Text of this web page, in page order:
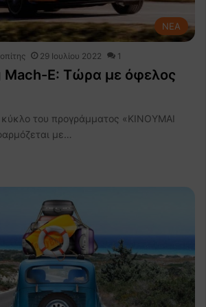
NEA
29 Ιουλίου 2022 1
Mach-E: Τώρα με όφελος
του προγράμματος «ΚΙΝΟΥΜΑΙ
με…